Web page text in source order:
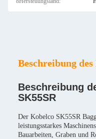
Beschreibung
Beschreibung
SK55SR
Der Kobelco SK55SR
leistungsstarkes
Bauarbeiten, Graben und